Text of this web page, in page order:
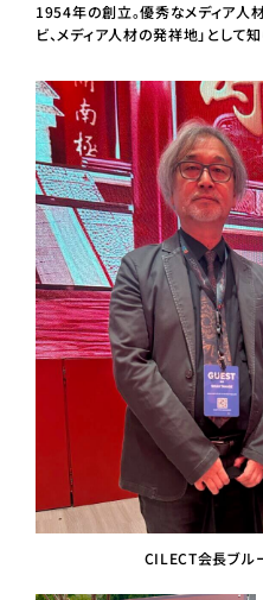
1954年の創立。優秀なメディア人
ビ、メディア人材の発祥地」として知
CILECT会長ブル